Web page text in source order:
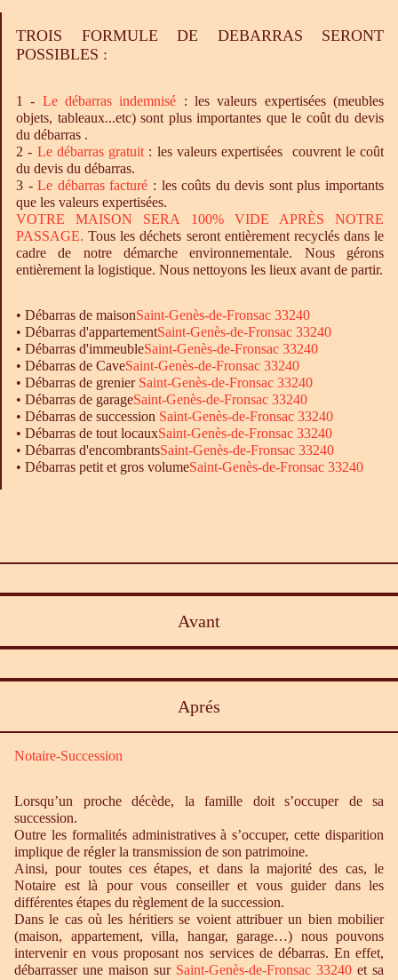
TROIS FORMULE DE DEBARRAS SERONT
POSSIBLES :
1 - Ledébarras indemnisé : les valeurs expertisées (meubles
objets, tableaux...etc) sont plus importantes que le coût du devis
du débarras .
2 - Le débarrasgratuit : les valeurs expertisées couvrent le coût
du devis du débarras.
3 -Le débarrasfacturé : les coûts du devis sont plus importants
que les valeurs expertisées.
VOTRE MAISON SERA 100% VIDE APRÈS NOTRE
PASSAGE. Tous les déchets seront entièrement recyclés dans le
cadre de notre démarche environnementale. Nous gérons
entièrement la logistique. Nous nettoyons les lieux avant de partir.
• Débarras de maisonSaint-Genès-de-Fronsac 33240
• Débarras d'appartementSaint-Genès-de-Fronsac 33240
• Débarras d'immeubleSaint-Genès-de-Fronsac 33240
• Débarras de CaveSaint-Genès-de-Fronsac 33240
• Débarras de grenier Saint-Genès-de-Fronsac 33240
• Débarras de garageSaint-Genès-de-Fronsac 33240
• Débarras de succession Saint-Genès-de-Fronsac 33240
• Débarras de tout locauxSaint-Genès-de-Fronsac 33240
• Débarras d'encombrantsSaint-Genès-de-Fronsac 33240
• Débarras petit et gros volumeSaint-Genès-de-Fronsac 33240
Avant
Aprés
Notaire-Succession
Lorsqu’un proche décède, la famille doit s’occuper de sa
succession.
Outre les formalités administratives à s’occuper, cette disparition
implique de régler la transmission de son patrimoine.
Ainsi, pour toutes ces étapes, et dans la majorité des cas, le
Notaire est là pour vous conseiller et vous guider dans les
différentes étapes du règlement de la succession.
Dans le cas où les héritiers se voient attribuer un bien mobilier
(maison, appartement, villa, hangar, garage…) nous pouvons
intervenir en vous proposant nos services de débarras. En effet,
débarrasser une maison sur Saint-Genès-de-Fronsac 33240 et sa